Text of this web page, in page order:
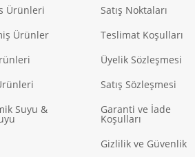
Ürünleri
Ürünler
Suyu &
Satış Noktaları
Teslimat Koşulları
Üyelik Sözleşmesi
Satış Sözleşmesi
Garanti ve İade
Koşulları
Gizlilik ve Güvenlik